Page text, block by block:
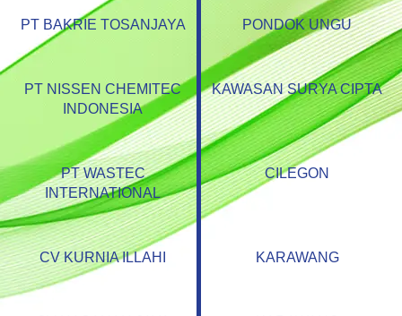
PT BAKRIE TOSANJAYA PONDOK UNGU
PT NISSEN CHEMITEC
INDONESIA
KAWASAN SURYA CIPTA
PT WASTEC
INTERNATIONAL
CILEGON
CV KURNIA ILLAHI KARAWANG